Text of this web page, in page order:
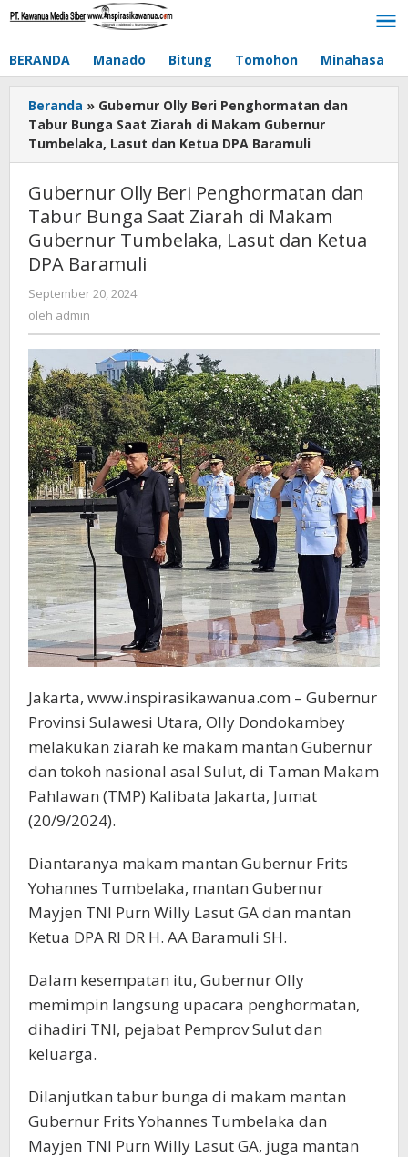
Lewati
BERANDA Manado Bitung Tomohon Minahasa
Beranda » Gubernur Olly Beri Penghormatan dan
Tabur Bunga Saat Ziarah di Makam Gubernur
Tumbelaka, Lasut dan Ketua DPA Baramuli
Gubernur Olly Beri Penghormatan dan
Tabur Bunga Saat Ziarah di Makam
Gubernur Tumbelaka, Lasut dan Ketua
DPA Baramuli
September 20, 2024
oleh admin
Jakarta, www.inspirasikawanua.com – Gubernur
Provinsi Sulawesi Utara, Olly Dondokambey
melakukan ziarah ke makam mantan Gubernur
dan tokoh nasional asal Sulut, di Taman Makam
Pahlawan (TMP) Kalibata Jakarta, Jumat
(20/9/2024).
Diantaranya makam mantan Gubernur Frits
Yohannes Tumbelaka, mantan Gubernur
Mayjen TNI Purn Willy Lasut GA dan mantan
Ketua DPA RI DR H. AA Baramuli SH.
Dalam kesempatan itu, Gubernur Olly
memimpin langsung upacara penghormatan,
dihadiri TNI, pejabat Pemprov Sulut dan
keluarga.
Dilanjutkan tabur bunga di makam mantan
Gubernur Frits Yohannes Tumbelaka dan
Mayjen TNI Purn Willy Lasut GA, juga mantan